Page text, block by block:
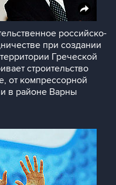
российско-
при создании
Греческой
строительство
от компрессорной
в районе Варны